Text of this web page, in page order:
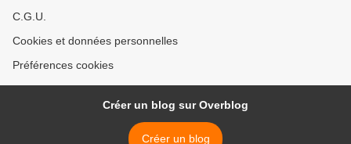
C.G.U.
Cookies et données personnelles
Préférences cookies
Créer un blog sur Overblog
Créer un blog